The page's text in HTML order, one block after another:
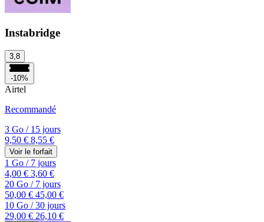
Instabridge
3,8
-10%
Airtel
Recommandé
3 Go /15 jours
9,50 € 8,55 €
Voir le forfait
1 Go /7 jours
4,00 € 3,60 €
20 Go /7 jours
50,00 € 45,00 €
10 Go /30 jours
29,00 € 26,10 €